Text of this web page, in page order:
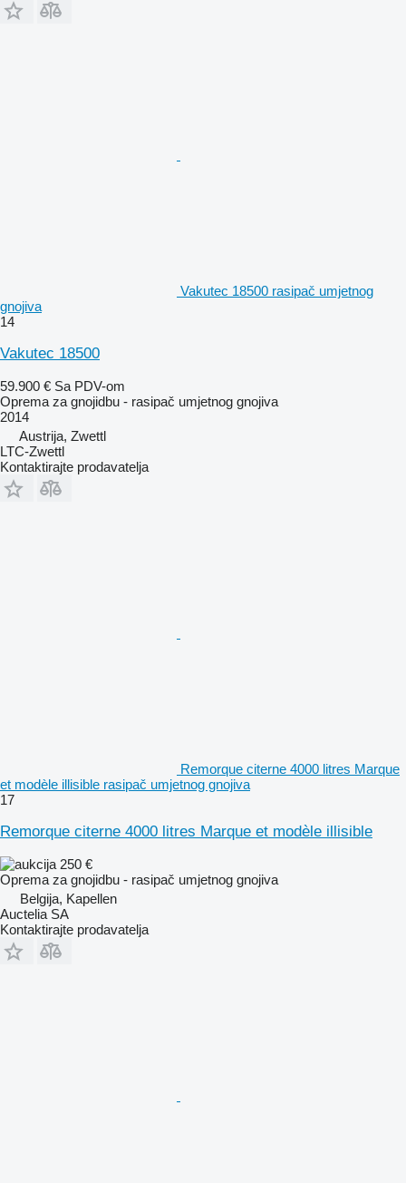
Vakutec 18500 rasipač umjetnog
gnojiva
14
Vakutec 18500
59.900 € Sa PDV-om
Oprema za gnojidbu - rasipač umjetnog gnojiva
2014
Austrija, Zwettl
LTC-Zwettl
Kontaktirajte prodavatelja
Remorque citerne 4000 litres Marque
et modèle illisible rasipač umjetnog gnojiva
17
Remorque citerne 4000 litres Marque et modèle illisible
250 €
Oprema za gnojidbu - rasipač umjetnog gnojiva
Belgija, Kapellen
Auctelia SA
Kontaktirajte prodavatelja